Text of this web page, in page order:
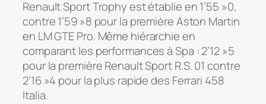
Renault Sport Trophy est établie en 1’55 »0,
contre 1’59 »8 pour la première Aston Martin
en LM GTE Pro. Même hiérarchie en
comparant les performances à Spa : 2’12 »5
pour la première Renault Sport R.S. 01 contre
2’16 »4 pour la plus rapide des Ferrari 458
Italia.